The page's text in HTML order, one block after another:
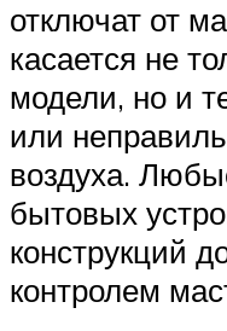
отключат от
касается не
модели, но и
или
воздуха.
бытовых
конструкций
контролем